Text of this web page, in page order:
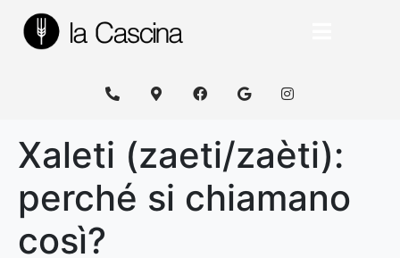
Xaleti (zaeti/zaèti):
perché si chiamano
così?